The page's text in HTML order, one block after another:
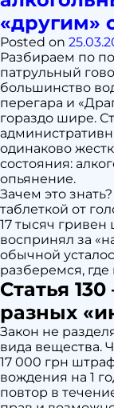
«другим»
Posted on
Разбираем по
патрульный
большинство
перегара и
гораздо шире.
одинаково
состояния:
опьянение.
Зачем это
таблеткой от
17 тысяч
воспринял за
обычной
разберемся, где
Статья
разных
Закон не
вида вещества.
17 000 грн
вождения на 1
повтор в